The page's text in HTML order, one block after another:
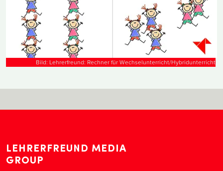
Bild: Lehrerfreund: Rechner für Wechselunterricht/Hybridunterricht
LEHRERFREUND MEDIA
GROUP